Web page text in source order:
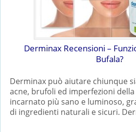
Derminax Recensioni –
Bufala?
Derminax può aiutare chiunque
acne, brufoli ed imperfezioni
incarnato più sano e luminoso,
di ingredienti naturali e sicuri.